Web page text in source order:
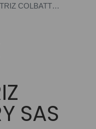
CENTRO DE SERVICIO AUTOMOTRIZ COLBATTERY SAS
SAS